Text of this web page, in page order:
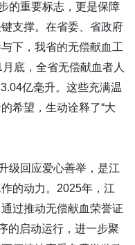
的重要标志，更是保障
支撑。在省委、省政府
下，我省的无偿献血工
底，全省无偿献血者人
亿毫升。这些充满温
希望，生动诠释了“大
级回应爱心善举，是江
的动力。2025年，江
过推动无偿献血荣誉证
的启动运行，进一步聚